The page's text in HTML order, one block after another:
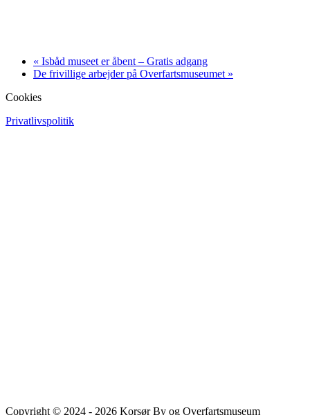
« Isbåd museet er åbent – Gratis adgang
De frivillige arbejder på Overfartsmuseumet »
Cookies
Privatlivspolitik
Copyright © 2024 - 2026 Korsør By og Overfartsmuseum